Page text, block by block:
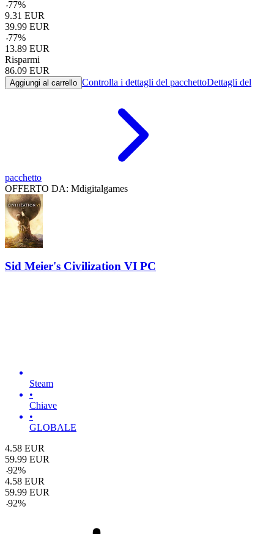
-77%
9.31 EUR
39.99 EUR
-77%
13.89 EUR
Risparmi
86.09 EUR
Aggiungi al carrello Controlla i dettagli del pacchettoDettagli del
pacchetto
OFFERTO DA: Mdigitalgames
Sid Meier's Civilization VI PC
Steam
•
Chiave
•
GLOBALE
4.58 EUR
59.99 EUR
-92%
4.58 EUR
59.99 EUR
-92%